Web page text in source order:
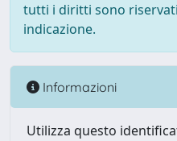
tutti i diritti sono
indicazione.
Informazioni
Utilizza questo